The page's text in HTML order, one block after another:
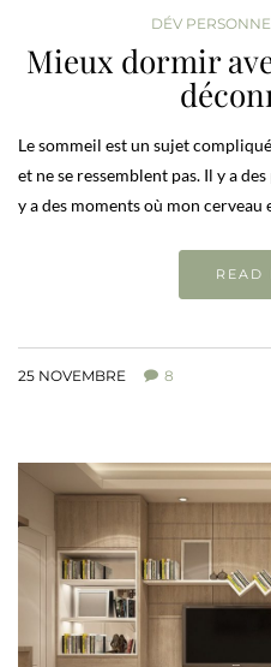
DÉV
Mieux dormir
Le sommeil est un sujet
et ne se ressemblent pas. Il y a
y a des moments où mon
READ
25 NOVEMBRE 8